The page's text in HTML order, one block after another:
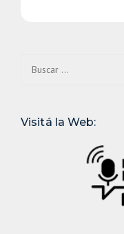
Visitá la Web: